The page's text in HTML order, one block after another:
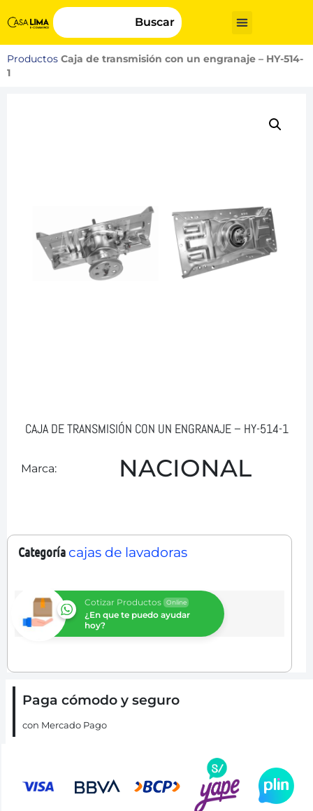
Buscar
Productos Caja de transmisión con un engranaje – HY-514-
1
CAJA DE TRANSMISIÓN CON UN ENGRANAJE – HY-514-1
Marca: NACIONAL
Categoría cajas de lavadoras
Cotizar Productos Online
¿En que te puedo ayudar
hoy?
Paga cómodo y seguro
con Mercado Pago